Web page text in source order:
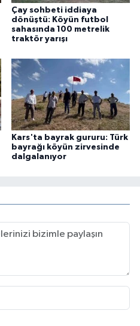
Çay sohbeti iddiaya
dönüştü: Köyün futbol
sahasında 100 metrelik
traktör yarışı
Kars'ta bayrak gururu: Türk
bayrağı köyün zirvesinde
dalgalanıyor